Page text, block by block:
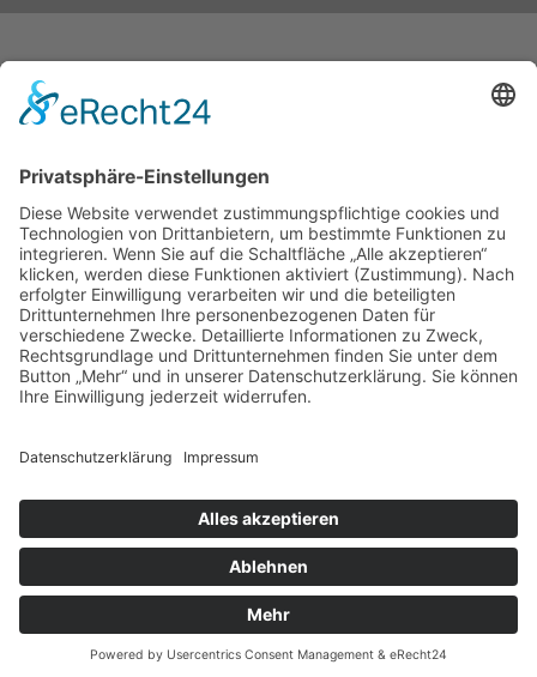
Kontakt
Ugeavisen Sydslesvig
Norderstr. 76
24939 Flensborg
+49 461 144 08 0
redaktionen@ugeavisen-sydslesvig.de
Om os
SdU
SSF